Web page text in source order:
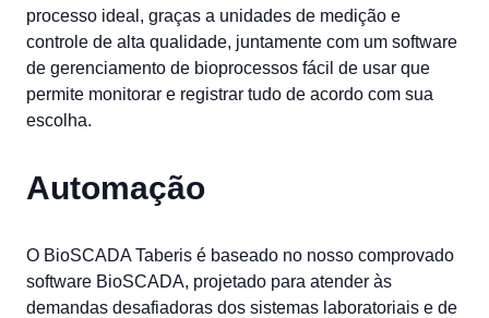
processo ideal, graças a unidades de medição e
controle de alta qualidade, juntamente com um software
de gerenciamento de bioprocessos fácil de usar que
permite monitorar e registrar tudo de acordo com sua
escolha.
Automação
O BioSCADA Taberis é baseado no nosso comprovado
software BioSCADA, projetado para atender às
demandas desafiadoras dos sistemas laboratoriais e de